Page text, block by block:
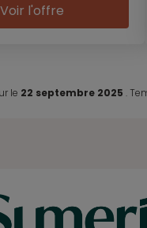
Voir l'offre
le 22 septembre 2025.